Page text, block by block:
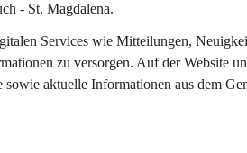
- St. Magdalena.
Services wie Mitteilungen,
zu versorgen. Auf der Website
aktuelle Informationen aus dem